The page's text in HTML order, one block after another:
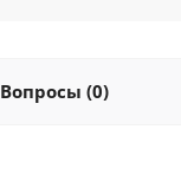
Вопросы (0)